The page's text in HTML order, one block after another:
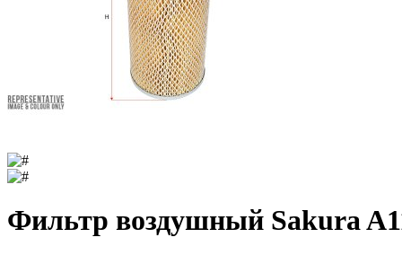
Фильтр воздушный Sakura